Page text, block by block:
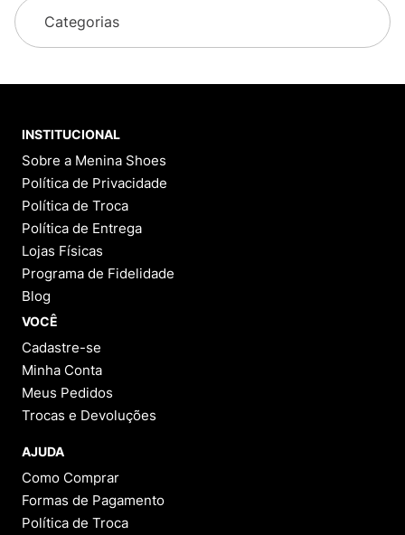
Categorias
INSTITUCIONAL
Sobre a Menina Shoes
Política de Privacidade
Política de Troca
Política de Entrega
Lojas Físicas
Programa de Fidelidade
Blog
VOCÊ
Cadastre-se
Minha Conta
Meus Pedidos
Trocas e Devoluções
AJUDA
Como Comprar
Formas de Pagamento
Política de Troca